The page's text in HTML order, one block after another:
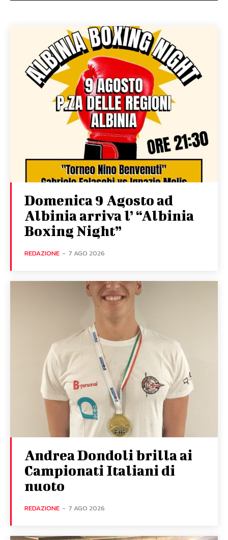
Domenica 9 Agosto ad
Albinia arriva l’ “Albinia
Boxing Night”
REDAZIONE - 7 AGO 2026
Andrea Dondoli brilla ai
Campionati Italiani di
nuoto
REDAZIONE - 7 AGO 2026